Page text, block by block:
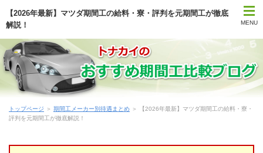
【2026年最新】マツダ期間工の給料・寮・評判を元期間工が徹底
解説！
MENU
トップページ
期間工比較ランキング
はじめて期間工に応募する方
トップページ ＞ 期間工メーカー別待遇まとめ ＞ 【2026年最新】マツダ期間工の給料・寮・
評判を元期間工が徹底解説！